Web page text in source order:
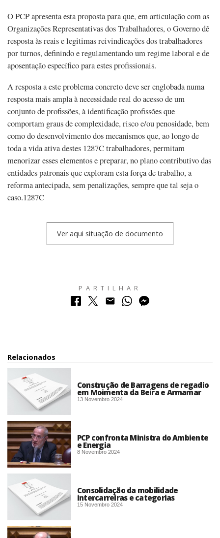
O PCP apresenta esta proposta para que, em articulação com as
Organizações Representativas dos Trabalhadores, o Governo dê
resposta às reais e legitimas reivindicações dos trabalhadores
por turnos, definindo e regulamentando um regime laboral e de
aposentação específico para estes profissionais.
A resposta a este problema concreto deve ser englobada numa
resposta mais ampla à necessidade real do acesso de um
conjunto de profissões, à identificação profissões que
comportam graus de complexidade, risco e/ou penosidade, bem
como do desenvolvimento dos mecanismos que, ao longo de
toda a vida ativa destes 1287C trabalhadores, permitam
menorizar esses elementos e preparar, no plano contributivo das
entidades patronais que exploram esta força de trabalho, a
reforma antecipada, sem penalizações, sempre que tal seja o
caso.1287C
Ver aqui situação de documento
PARTILHAR
Relacionados
Construção de Barragens de regadio
em Moimenta da Beira e Armamar
13 Novembro 2024
PCP confronta Ministra do Ambiente
e Energia
8 Novembro 2024
Consolidação da mobilidade
intercarreiras e categorias
15 Novembro 2024